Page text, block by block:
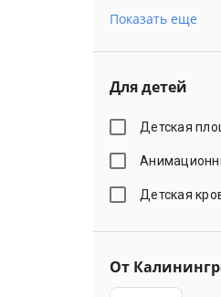
Показать еще
Для детей
Детская
Детская
От